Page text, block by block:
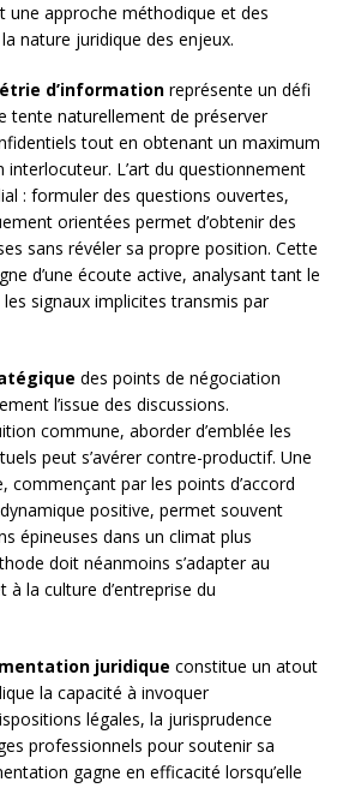
une approche méthodique et des
nature juridique des enjeux.
d’information représente un défi
tente naturellement de préserver
tout en obtenant un maximum
interlocuteur. L’art du questionnement
: formuler des questions ouvertes,
orientées permet d’obtenir des
sans révéler sa propre position. Cette
d’une écoute active, analysant tant le
signaux implicites transmis par
des points de négociation
l’issue des discussions.
commune, aborder d’emblée les
peut s’avérer contre-productif. Une
commençant par les points d’accord
positive, permet souvent
épineuses dans un climat plus
doit néanmoins s’adapter au
la culture d’entreprise du
juridique constitue un atout
la capacité à invoquer
légales, la jurisprudence
professionnels pour soutenir sa
gagne en efficacité lorsqu’elle